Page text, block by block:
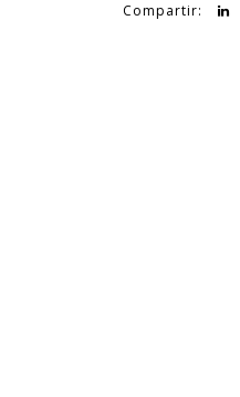
Compartir: